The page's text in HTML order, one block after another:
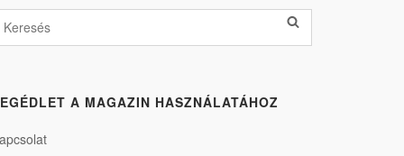
A MAGAZIN HASZNÁLATÁHOZ